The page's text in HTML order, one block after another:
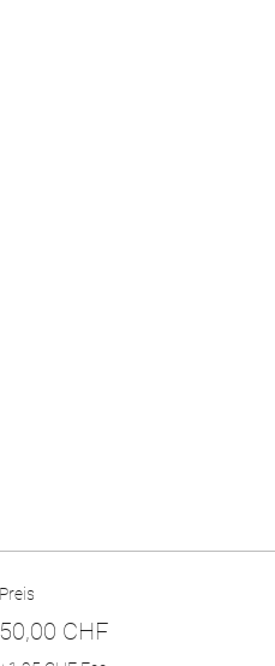
Preis
50,00 CHF